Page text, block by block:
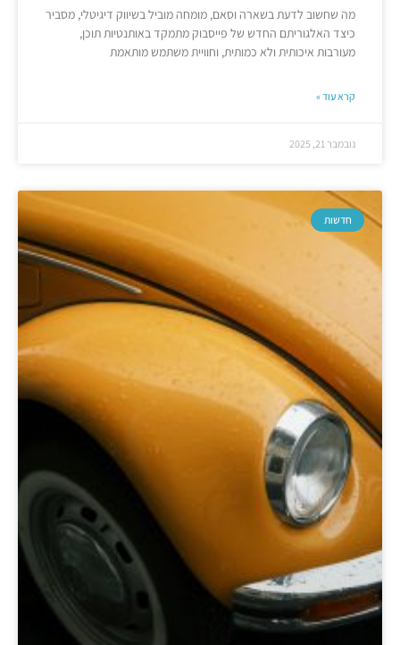
מה שחשוב לדעת בשארה וסאם, מומחה מוביל בשיווק דיגיטלי, מסביר
כיצד האלגוריתם החדש של פייסבוק מתמקד באותנטיות תוכן,
מעורבות איכותית ולא כמותית, וחוויית משתמש מותאמת
קרא עוד »
נובמבר 21, 2025
חדשות